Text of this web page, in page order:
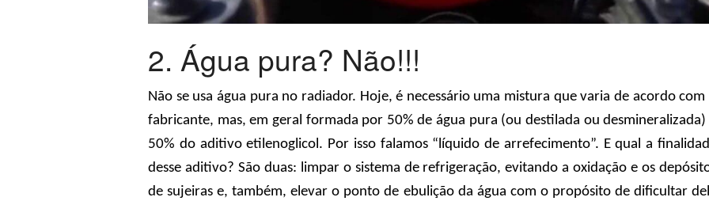
2. Água pura? Não!!!
Não se usa água pura no radiador. Hoje, é necessário uma mistura que varia de acordo com
fabricante, mas, em geral formada por 50% de água pura (ou destilada ou desmineralizada)
50% do aditivo etilenoglicol. Por isso falamos “líquido de arrefecimento”. E qual a
desse aditivo? São duas: limpar o sistema de refrigeração, evitando a oxidação e os
de sujeiras e, também, elevar o ponto de ebulição da água com o propósito de dificultar